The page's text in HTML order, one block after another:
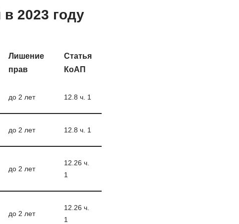
2023 году
Лишение
прав
Статья
КоАП
до 2 лет 12.8 ч. 1
до 2 лет 12.8 ч. 1
до 2 лет
12.26 ч.
1
до 2 лет
12.26 ч.
1